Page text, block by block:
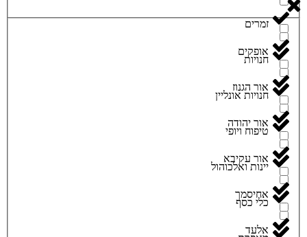
זמרים
חנויות
חנויות אונליין
טיפוח ויופי
יינות ואלכוהול
כלי כסף
אופקים
אור הגנוז
אור יהודה
אור עקיבא
אחיסמך
אלעד